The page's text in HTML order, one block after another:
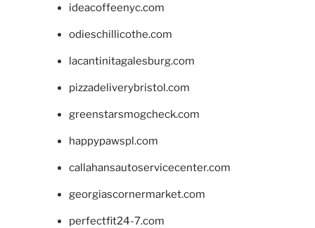
ideacoffeenyc.com
odieschillicothe.com
lacantinitagalesburg.com
pizzadeliverybristol.com
greenstarsmogcheck.com
happypawspl.com
callahansautoservicecenter.com
georgiascornermarket.com
perfectfit24-7.com